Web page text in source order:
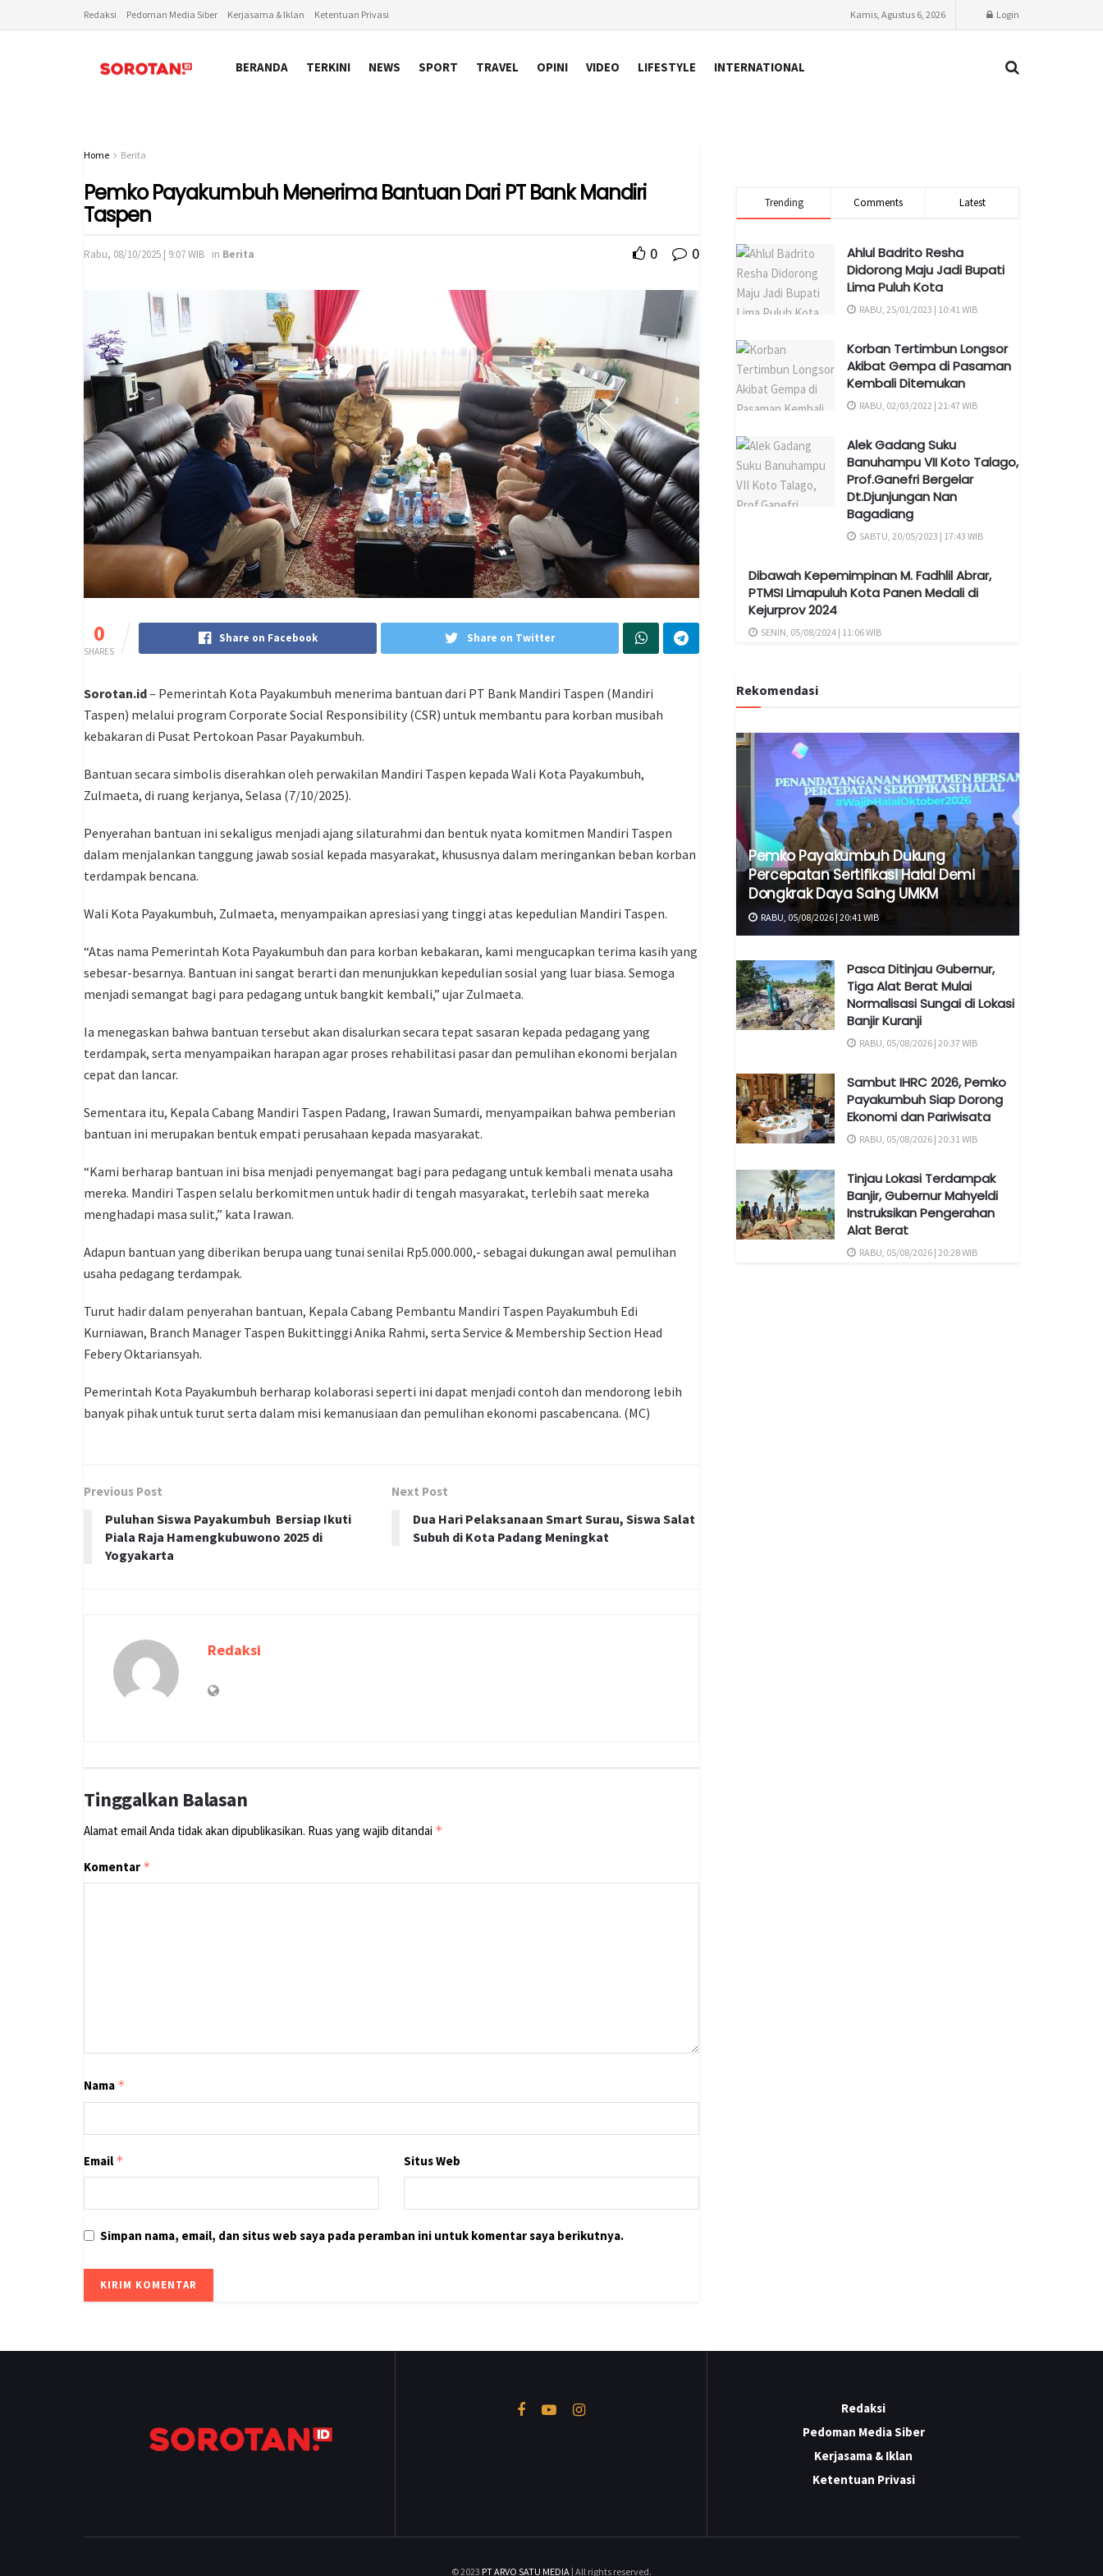
Redaksi Pedoman Media Siber Kerjasama & Iklan Ketentuan Privasi Kamis, Agustus 6, 2026 Login
BERANDA TERKINI NEWS SPORT TRAVEL OPINI VIDEO LIFESTYLE INTERNATIONAL
Home Berita
Pemko Payakumbuh Menerima Bantuan Dari PT Bank Mandiri
Taspen
Rabu, 08/10/2025 | 9:07 WIB in Berita 0 0
0
SHARES
Share on Facebook Share on Twitter
Sorotan.id– Pemerintah Kota Payakumbuh menerima bantuan dari PT Bank Mandiri Taspen (Mandiri
Taspen) melalui program Corporate Social Responsibility (CSR) untuk membantu para korban musibah
kebakaran di Pusat Pertokoan Pasar Payakumbuh.
Bantuan secara simbolis diserahkan oleh perwakilan Mandiri Taspen kepada Wali Kota Payakumbuh,
Zulmaeta, di ruang kerjanya, Selasa (7/10/2025).
Penyerahan bantuan ini sekaligus menjadi ajang silaturahmi dan bentuk nyata komitmen Mandiri Taspen
dalam menjalankan tanggung jawab sosial kepada masyarakat, khususnya dalam meringankan beban korban
terdampak bencana.
Wali Kota Payakumbuh, Zulmaeta, menyampaikan apresiasi yang tinggi atas kepedulian Mandiri Taspen.
“Atas nama Pemerintah Kota Payakumbuh dan para korban kebakaran, kami mengucapkan terima kasih yang
sebesar-besarnya. Bantuan ini sangat berarti dan menunjukkan kepedulian sosial yang luar biasa. Semoga
menjadi semangat bagi para pedagang untuk bangkit kembali,” ujar Zulmaeta.
Ia menegaskan bahwa bantuan tersebut akan disalurkan secara tepat sasaran kepada pedagang yang
terdampak, serta menyampaikan harapan agar proses rehabilitasi pasar dan pemulihan ekonomi berjalan
cepat dan lancar.
Sementara itu, Kepala Cabang Mandiri Taspen Padang, Irawan Sumardi, menyampaikan bahwa pemberian
bantuan ini merupakan bentuk empati perusahaan kepada masyarakat.
“Kami berharap bantuan ini bisa menjadi penyemangat bagi para pedagang untuk kembali menata usaha
mereka. Mandiri Taspen selalu berkomitmen untuk hadir di tengah masyarakat, terlebih saat mereka
menghadapi masa sulit,” kata Irawan.
Adapun bantuan yang diberikan berupa uang tunai senilai Rp5.000.000,- sebagai dukungan awal pemulihan
usaha pedagang terdampak.
Turut hadir dalam penyerahan bantuan, Kepala Cabang Pembantu Mandiri Taspen Payakumbuh Edi
Kurniawan, Branch Manager Taspen Bukittinggi Anika Rahmi, serta Service & Membership Section Head
Febery Oktariansyah.
Pemerintah Kota Payakumbuh berharap kolaborasi seperti ini dapat menjadi contoh dan mendorong lebih
banyak pihak untuk turut serta dalam misi kemanusiaan dan pemulihan ekonomi pascabencana. (MC)
Previous Post
Puluhan Siswa Payakumbuh Bersiap Ikuti
Piala Raja Hamengkubuwono 2025 di
Yogyakarta
Next Post
Dua Hari Pelaksanaan Smart Surau, Siswa Salat
Subuh di Kota Padang Meningkat
Redaksi
Tinggalkan Balasan
Alamat email Anda tidak akan dipublikasikan. Ruas yang wajib ditandai *
Komentar *
Nama *
Email * Situs Web
Simpan nama, email, dan situs web saya pada peramban ini untuk komentar saya berikutnya.
Trending Comments Latest
Ahlul Badrito Resha
Didorong Maju Jadi Bupati
Lima Puluh Kota
RABU, 25/01/2023 | 10:41 WIB
Korban Tertimbun Longsor
Akibat Gempa di Pasaman
Kembali Ditemukan
RABU, 02/03/2022 | 21:47 WIB
Alek Gadang Suku
Banuhampu VII Koto Talago,
Prof.Ganefri Bergelar
Dt.Djunjungan Nan
Bagadiang
SABTU, 20/05/2023 | 17:43 WIB
Dibawah Kepemimpinan M. Fadhlil Abrar,
PTMSI Limapuluh Kota Panen Medali di
Kejurprov 2024
SENIN, 05/08/2024 | 11:06 WIB
Rekomendasi
Pemko Payakumbuh Dukung
Percepatan Sertifikasi Halal Demi
Dongkrak Daya Saing UMKM
RABU, 05/08/2026 | 20:41 WIB
Pasca Ditinjau Gubernur,
Tiga Alat Berat Mulai
Normalisasi Sungai di Lokasi
Banjir Kuranji
RABU, 05/08/2026 | 20:37 WIB
Sambut IHRC 2026, Pemko
Payakumbuh Siap Dorong
Ekonomi dan Pariwisata
RABU, 05/08/2026 | 20:31 WIB
Tinjau Lokasi Terdampak
Banjir, Gubernur Mahyeldi
Instruksikan Pengerahan
Alat Berat
RABU, 05/08/2026 | 20:28 WIB
Redaksi
Pedoman Media Siber
Kerjasama & Iklan
Ketentuan Privasi
© 2023 PT ARVO SATU MEDIA | All rights reserved.